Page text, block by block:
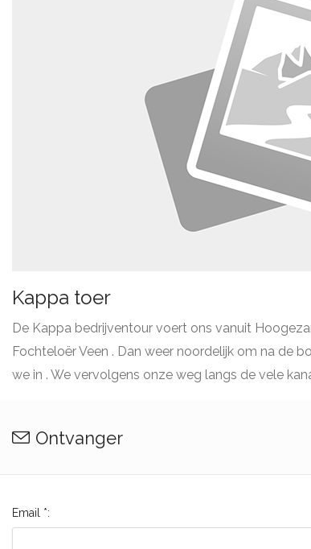
Kappa toer
De Kappa bedrijventour voert ons vanuit
Fochteloër Veen . Dan weer noordelijk om na de
we in . We vervolgens onze weg langs de vele
Ontvanger
Email *: